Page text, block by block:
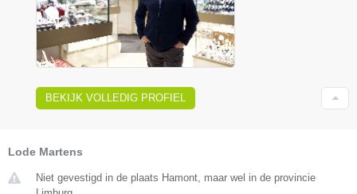
BEKIJK VOLLEDIG PROFIEL
Lode Martens
Niet gevestigd in de plaats Hamont, maar wel in de provincie